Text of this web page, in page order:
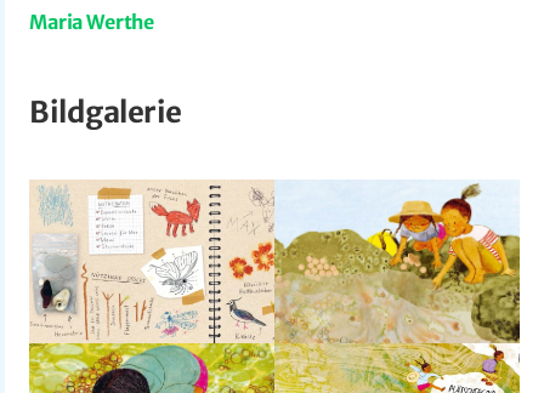
Maria Werthe
Bildgalerie